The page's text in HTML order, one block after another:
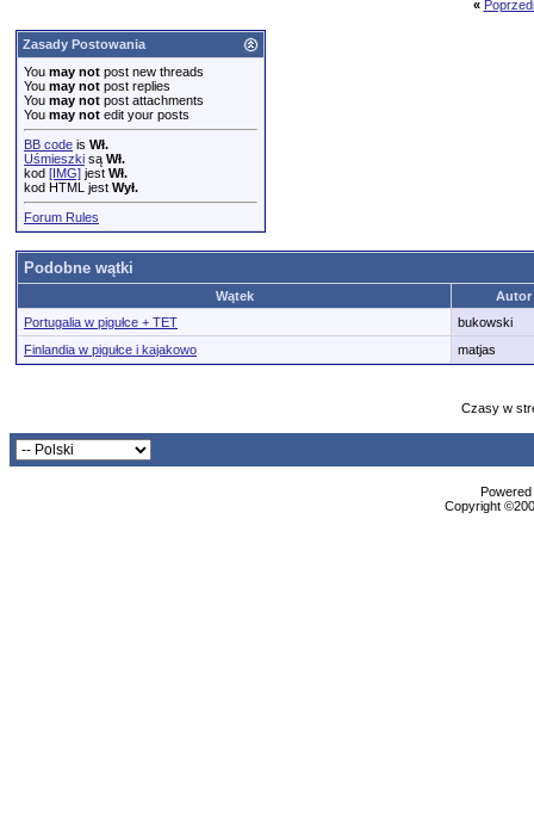
«
Zasady Postowania
You may not post new threads
You may not post replies
You may not post attachments
You may not edit your posts
BB code is Wł.
Uśmieszki są Wł.
kod [IMG] jest Wł.
kod HTML jest Wył.
Forum Rules
Podobne wątki
Wątek
Autor
Portugalia w pigułce + TET
bukowski
Finlandia w pigułce i kajakowo
matjas
Czasy w
Copyright